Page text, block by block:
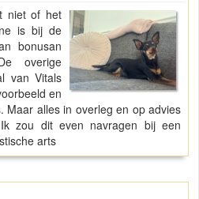
niet of het
is bij de
bonusan
overige
van Vitals
en
Maar alles in overleg en op advies
Ik zou dit even navragen bij een
arts